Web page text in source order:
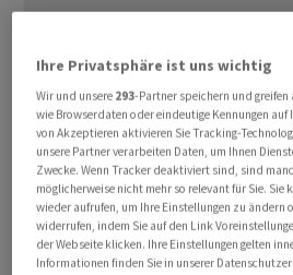
Nach der Explosion einer Rakete
Startrampe der Weltraumfirma
Amazon-Gründer Jeff Bezos in
Wiederaufbau begonnen. ‌Noch
‌die Starts ​wieder aufgenommen
Firmenchef Dave Limp am
Ihre Privatsphäre ist uns wichtig
Wir und unsere 293-Partner speichern und greifen
wie Browserdaten oder eindeutige Kennungen auf
von Akzeptieren aktivieren Sie Tracking-
unsere Partner verarbeiten Daten, um Ihnen
Zwecke. Wenn Tracker deaktiviert sind, sind
möglicherweise nicht mehr so relevant für Sie. Sie
wieder aufrufen, um Ihre Einstellungen zu ändern
widerrufen, indem Sie auf den Link
der Webseite klicken. Ihre Einstellungen gelten
Informationen finden Sie in unserer